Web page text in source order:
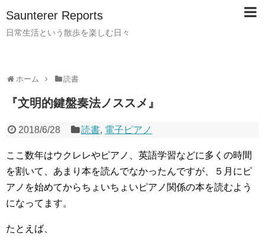
Saunterer Reports
日常生活という散歩を楽しむ日々
ホーム 読書
『文明的鍵盤奏法ノススメ』
2018/6/28 読書, 電子ピアノ
ここ数年はウクレレやピアノ、英語学習などに多くの時間
を割いて、あまり本を読んでなかったんですが、５月にピ
アノを始めてからちょいちょいピアノ関係の本を読むよう
になってます。
たとえば、